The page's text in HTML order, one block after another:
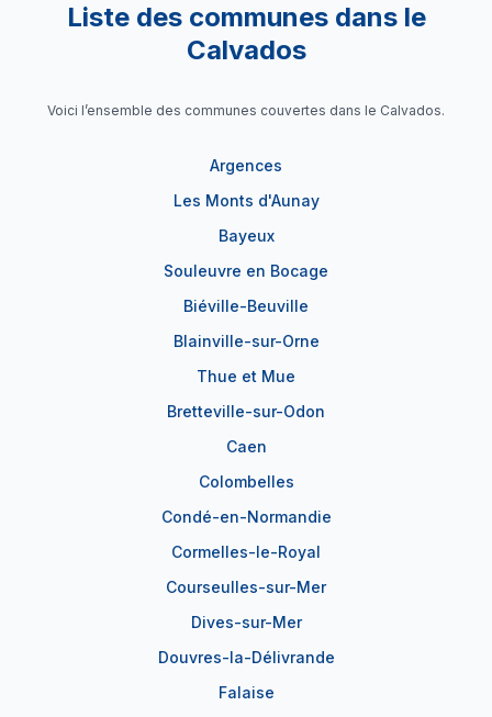
Liste des communes dans le
Calvados
Voici l’ensemble des communes couvertes dans le Calvados.
Argences
Les Monts d'Aunay
Bayeux
Souleuvre en Bocage
Biéville-Beuville
Blainville-sur-Orne
Thue et Mue
Bretteville-sur-Odon
Caen
Colombelles
Condé-en-Normandie
Cormelles-le-Royal
Courseulles-sur-Mer
Dives-sur-Mer
Douvres-la-Délivrande
Falaise